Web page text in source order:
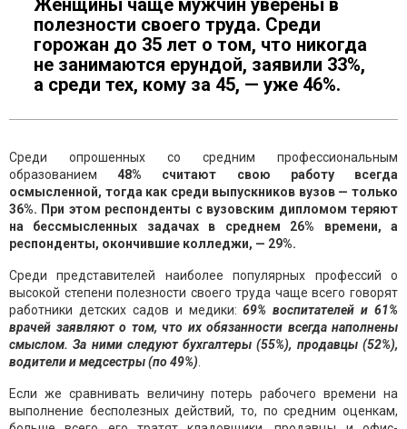
Женщины чаще мужчин уверены в
полезности своего труда. Среди
горожан до 35 лет о том, что никогда
не занимаются ерундой, заявили 33%,
а среди тех, кому за 45, — уже 46%.
Среди опрошенных со средним профессиональным
образованием 48% считают свою работу всегда
осмысленной, тогда как среди выпускников вузов — только
36%. При этом респонденты с вузовским дипломом теряют
на бессмысленных задачах в среднем 26% времени, а
респонденты, окончившие колледжи, — 29%.
Среди представителей наиболее популярных профессий о
высокой степени полезности своего труда чаще всего говорят
работники детских садов и медики:69% воспитателей и 61%
врачей заявляют о том, что их обязанности всегда наполнены
смыслом. За ними следуют бухгалтеры (55%), продавцы (52%),
водители и медсестры (по 49%)
Если же сравнивать величину потерь рабочего времени на
выполнение бесполезных действий, то, по средним оценкам,